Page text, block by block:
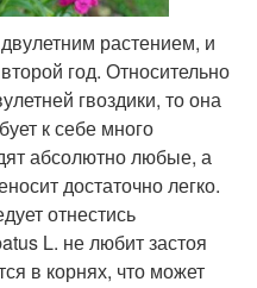
растением, и
год. Относительно
гвоздики, то она
к себе много
абсолютно любые, а
достаточно легко.
отнестись
L. не любит застоя
в корнях, что может